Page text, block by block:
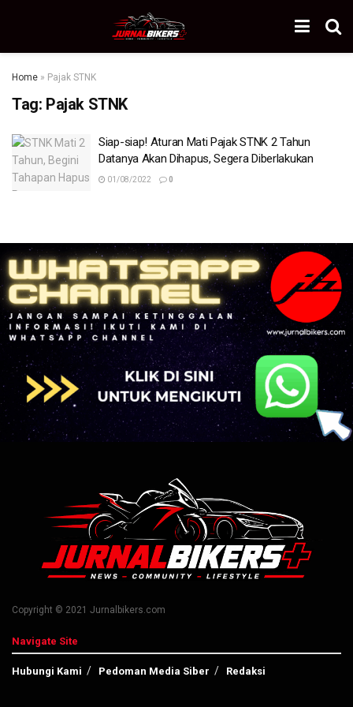
Home » Pajak STNK
Tag: Pajak STNK
Siap-siap! Aturan Mati Pajak STNK 2 Tahun
Datanya Akan Dihapus, Segera Diberlakukan
01/08/2022 0
Copyright © 2021 Jurnalbikers.com
Navigate Site
Hubungi Kami Pedoman Media Siber Redaksi